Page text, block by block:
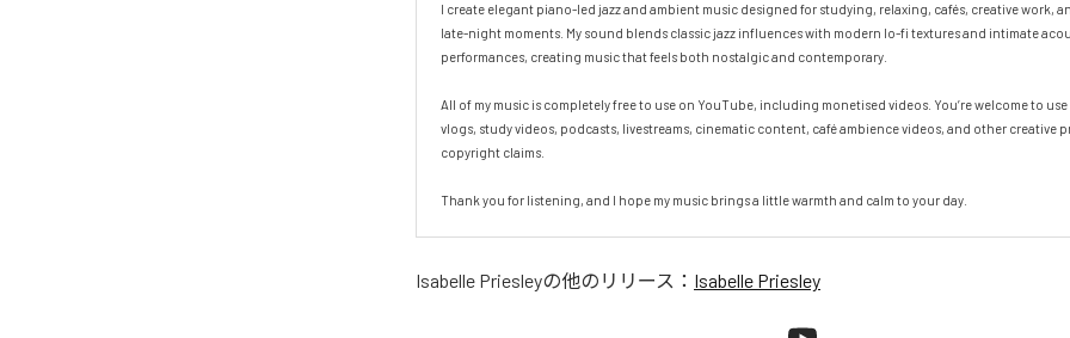
I create elegant piano-led jazz and ambient music designed for studying, relaxing, cafés, creative work,
late-night moments. My sound blends classic jazz influences with modern lo-fi textures and intimate
performances, creating music that feels both nostalgic and contemporary.
All of my music is completely free to use on YouTube, including monetised videos. You’re welcome to use
vlogs, study videos, podcasts, livestreams, cinematic content, café ambience videos, and other creative
copyright claims.
Thank you for listening, and I hope my music brings a little warmth and calm to your day.
Isabelle Priesleyの他のリリース： Isabelle Priesley